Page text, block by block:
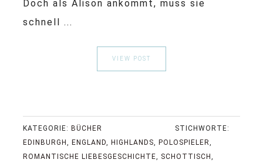
Doch als Alison ankommt, muss sie
schnell ...
VIEW POST
KATEGORIE: BÜCHER
STICHWORTE:
EDINBURGH , ENGLAND, HIGHLANDS, POLOSPIELER,
ROMANTISCHE LIEBESGESCHICHTE, SCHOTTISCH ,